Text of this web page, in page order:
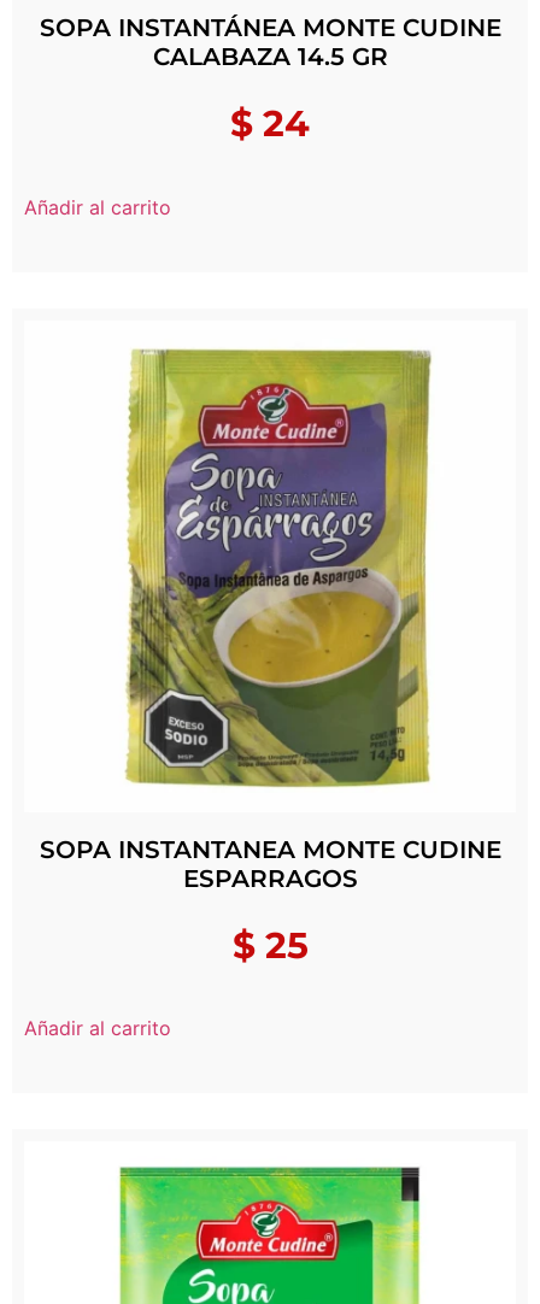
SOPA INSTANTÁNEA MONTE CUDINE
CALABAZA 14.5 GR
$ 24
Añadir al carrito
SOPA INSTANTANEA MONTE CUDINE
ESPARRAGOS
$25
Añadir al carrito